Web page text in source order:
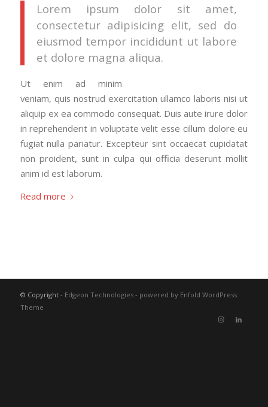
Lorem ipsum dolor sit amet,
consectetur adipisicing elit, sed do
eiusmod tempor incididunt ut labore
et dolore magna aliqua.
Ut enim ad minim
veniam, quis nostrud exercitation ullamco laboris nisi ut
aliquip ex ea commodo consequat. Duis aute irure dolor
in reprehenderit in voluptate velit esse cillum dolore eu
fugiat nulla pariatur. Excepteur sint occaecat cupidatat
non proident, sunt in culpa qui officia deserunt mollit
anim id est laborum.
Read more
© Copyright - Edgeon Technologies- powered by Enfold WordPress
Theme